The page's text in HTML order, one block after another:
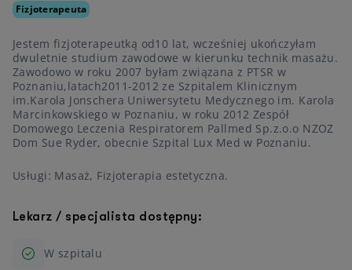
Fizjoterapeuta
Jestem fizjoterapeutką od10 lat, wcześniej ukończyłam
dwuletnie studium zawodowe w kierunku technik masażu.
Zawodowo w roku 2007 byłam związana z PTSR w
Poznaniu,latach2011-2012 ze Szpitalem Klinicznym
im.Karola Jonschera Uniwersytetu Medycznego im. Karola
Marcinkowskiego w Poznaniu, w roku 2012 Zespół
Domowego Leczenia Respiratorem Pallmed Sp.z.o.o NZOZ
Dom Sue Ryder, obecnie Szpital Lux Med w Poznaniu.
Usługi: Masaż, Fizjoterapia estetyczna.
Lekarz / specjalista dostępny:
W szpitalu